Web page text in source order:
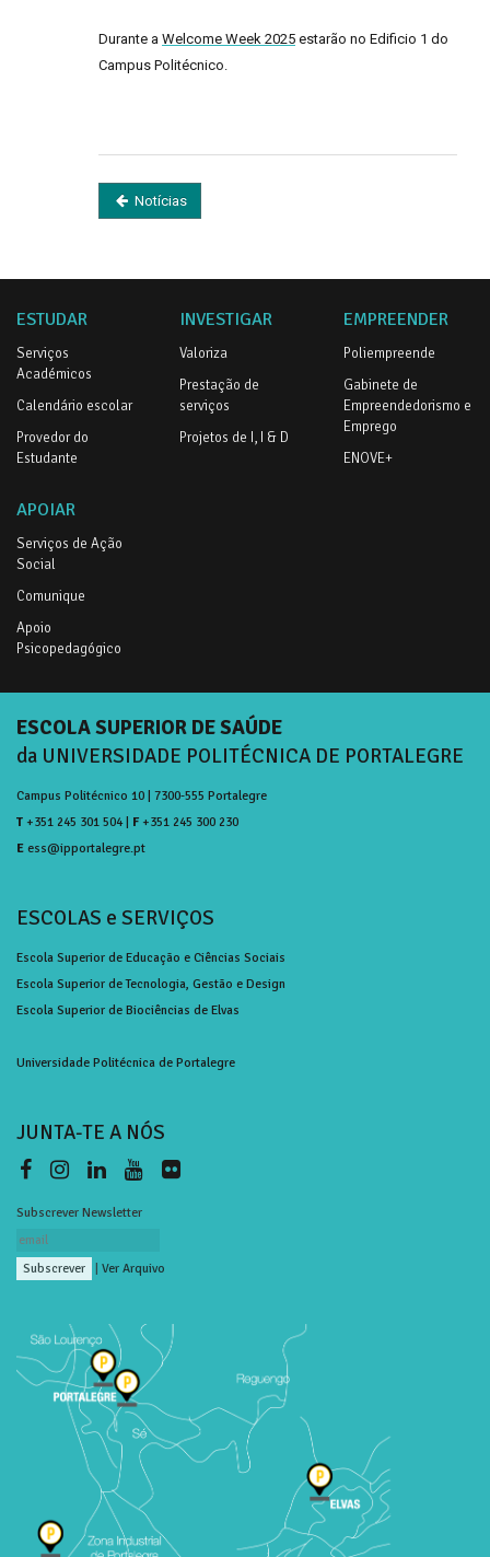
Durante a Welcome Week 2025 estarão no Edificio 1 do
Campus Politécnico.
Notícias
ESTUDAR
Serviços
Académicos
Calendário escolar
Provedor do
Estudante
INVESTIGAR
Valoriza
Prestação de
serviços
Projetos de I, I & D
EMPREENDER
Poliempreende
Gabinete de
Empreendedorismo e
Emprego
ENOVE+
APOIAR
Serviços de Ação
Social
Comunique
Apoio
Psicopedagógico
ESCOLA SUPERIOR DE SAÚDE
da UNIVERSIDADE POLITÉCNICA DE PORTALEGRE
Campus Politécnico 10 | 7300-555 Portalegre
T +351 245 301 504 | F +351 245 300 230
E ess@ipportalegre.pt
ESCOLAS e SERVIÇOS
Escola Superior de Educação e Ciências Sociais
Escola Superior de Tecnologia, Gestão e Design
Escola Superior de Biociências de Elvas
Universidade Politécnica de Portalegre
JUNTA-TE A NÓS
Subscrever Newsletter
| Ver Arquivo